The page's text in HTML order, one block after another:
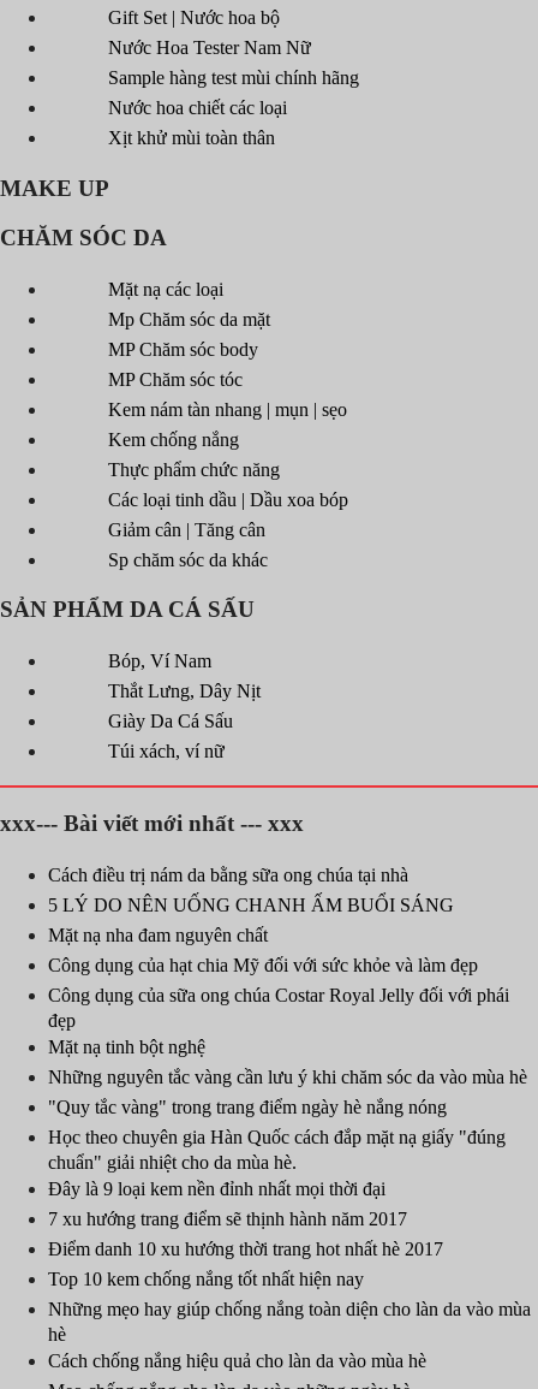
Gift Set | Nước hoa bộ
Nước Hoa Tester Nam Nữ
Sample hàng test mùi chính hãng
Nước hoa chiết các loại
Xịt khử mùi toàn thân
MAKE UP
CHĂM SÓC DA
Mặt nạ các loại
Mp Chăm sóc da mặt
MP Chăm sóc body
MP Chăm sóc tóc
Kem nám tàn nhang | mụn | sẹo
Kem chống nắng
Thực phẩm chức năng
Các loại tinh dầu | Dầu xoa bóp
Giảm cân | Tăng cân
Sp chăm sóc da khác
SẢN PHẨM DA CÁ SẤU
Bóp, Ví Nam
Thắt Lưng, Dây Nịt
Giày Da Cá Sấu
Túi xách, ví nữ
xxx--- Bài viết mới nhất --- xxx
Cách điều trị nám da bằng sữa ong chúa tại nhà
5 LÝ DO NÊN UỐNG CHANH ẤM BUỔI SÁNG
Mặt nạ nha đam nguyên chất
Công dụng của hạt chia Mỹ đối với sức khỏe và làm đẹp
Công dụng của sữa ong chúa Costar Royal Jelly đối với phái
đẹp
Mặt nạ tinh bột nghệ
Những nguyên tắc vàng cần lưu ý khi chăm sóc da vào mùa hè
"Quy tắc vàng" trong trang điểm ngày hè nắng nóng
Học theo chuyên gia Hàn Quốc cách đắp mặt nạ giấy "đúng
chuẩn" giải nhiệt cho da mùa hè.
Đây là 9 loại kem nền đỉnh nhất mọi thời đại
7 xu hướng trang điểm sẽ thịnh hành năm 2017
Điểm danh 10 xu hướng thời trang hot nhất hè 2017
Top 10 kem chống nắng tốt nhất hiện nay
Những mẹo hay giúp chống nắng toàn diện cho làn da vào mùa
hè
Cách chống nắng hiệu quả cho làn da vào mùa hè